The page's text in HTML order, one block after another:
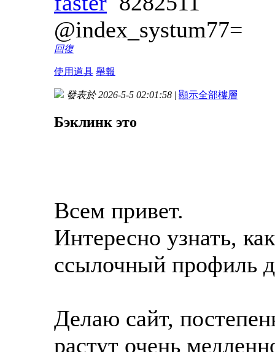
@index_systum77=
回復
使用道具 舉報
發表於 2026-5-5 02:01:58 | 顯示全部樓層
Бэклинк это
Всем привет.
Интересно узнать,
ссылочный профиль
Делаю сайт,
растут очень